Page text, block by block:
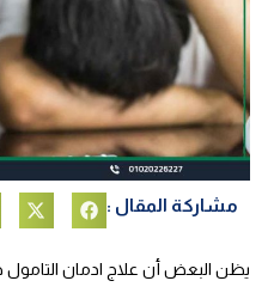
مشاركة المقال :
يظن البعض أن علاج ادمان